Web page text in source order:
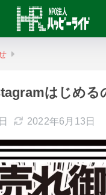
はじめる
2022年6月13日